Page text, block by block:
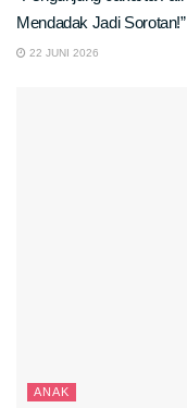
Mendadak Jadi Sorotan!”
22 JUNI 2026
ANAK